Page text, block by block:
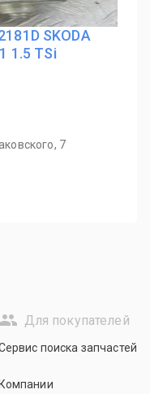
SKODA
1.5 TSi
7
Для покупателей
поиска запчастей
Компании